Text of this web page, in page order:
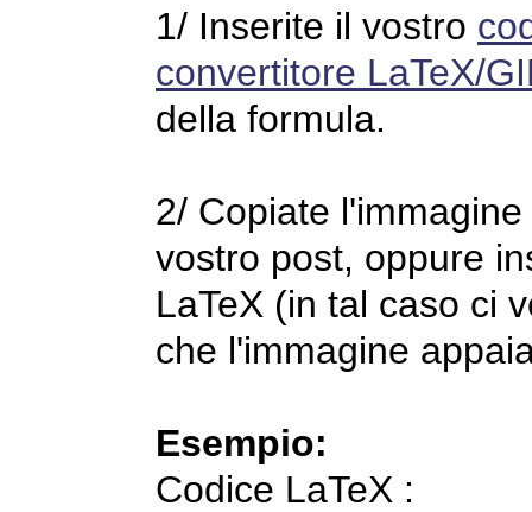
1/ Inserite il vostro
convertitore LaTeX/
della formula.
2/ Copiate
vostro post, oppure
LaTeX (in tal caso ci
che l'immagine
Esempio:
Codice LaTeX :